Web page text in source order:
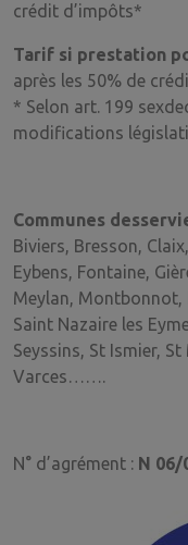
crédit d’impôts*
Tarif si prestation
après les 50% de
* Selon art. 199
modifications
Communes
Biviers, Bresson,
Eybens, Fontaine,
Meylan, Montbonnot,
Saint Nazaire les
Seyssins, St Ismier,
Varces…….
N° d’agrément : N 06/